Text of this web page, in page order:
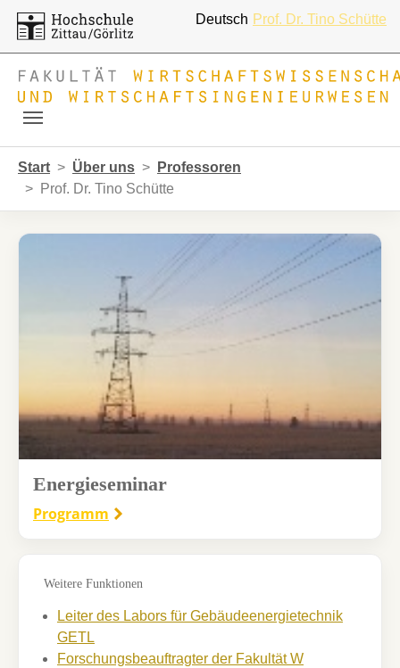
Deutsch Prof. Dr. Tino Schütte
Sie sind hier:
Start Über uns
Professoren
Prof. Dr. Tino Schütte
Energieseminar
Programm
Weitere Funktionen
Leiter des Labors für Gebäudeenergietechnik
GETL
Forschungsbeauftragter der Fakultät W